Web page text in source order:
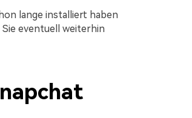
lange installiert haben
eventuell weiterhin